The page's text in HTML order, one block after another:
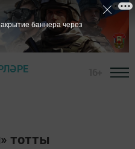
тотты
баннера через